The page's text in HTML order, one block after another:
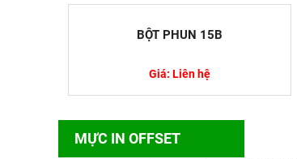
BỘT PHUN 15B
Giá: Liên hệ
MỰC IN OFFSET